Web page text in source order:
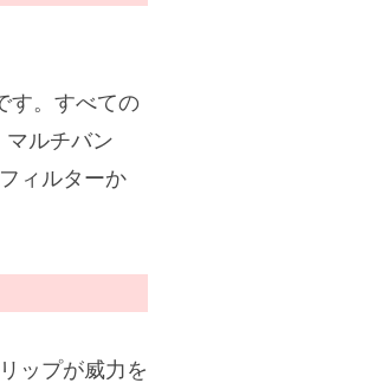
す。すべての
マルチバン
ィルターか
ップが威力を